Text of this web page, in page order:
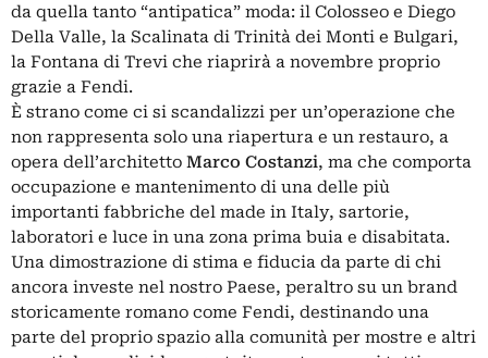
da quella tanto “antipatica” moda: il Colosseo e Diego
Della Valle, la Scalinata di Trinità dei Monti e Bulgari,
la Fontana di Trevi che riaprirà a novembre proprio
grazie a Fendi.
È strano come ci si scandalizzi per un’operazione che
non rappresenta solo una riapertura e un restauro, a
opera dell’architetto Marco Costanzi, ma che comporta
occupazione e mantenimento di una delle più
importanti fabbriche del made in Italy, sartorie,
laboratori e luce in una zona prima buia e disabitata.
Una dimostrazione di stima e fiducia da parte di chi
ancora investe nel nostro Paese, peraltro su un brand
storicamente romano come Fendi, destinando una
parte del proprio spazio alla comunità per mostre e altri